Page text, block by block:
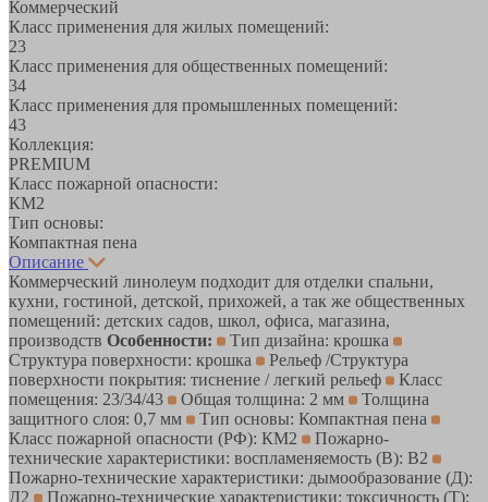
Коммерческий
Класс применения для жилых помещений:
23
Класс применения для общественных помещений:
34
Класс применения для промышленных помещений:
43
Коллекция:
PREMIUM
Класс пожарной опасности:
КМ2
Тип основы:
Компактная пена
Описание
Коммерческий линолеум подходит для отделки спальни,
кухни, гостиной, детской, прихожей, а так же общественных
помещений: детских садов, школ, офиса, магазина,
производств Особенности:
Тип дизайна: крошка
Структура поверхности: крошка
Рельеф /Структура
поверхности покрытия: тиснение / легкий рельеф
Класс
помещения: 23/34/43
Общая толщина: 2 мм
Толщина
защитного слоя: 0,7 мм
Тип основы: Компактная пена
Класс пожарной опасности (РФ): КМ2
Пожарно-
технические характеристики: воспламеняемость (В): В2
Пожарно-технические характеристики: дымообразование (Д):
Д2
Пожарно-технические характеристики: токсичность (Т):